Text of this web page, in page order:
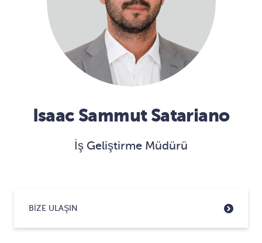
Isaac Sammut Satariano
İş Geliştirme Müdürü
BIZE ULAŞIN